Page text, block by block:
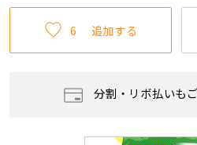
6 追加する
分割・リボ払いも